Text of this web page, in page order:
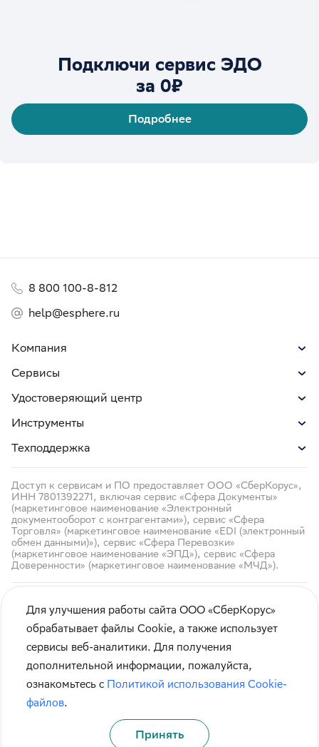
Чтобы вам было удобнее пользоваться сайтом, мы
используемcookie-файлы.
Оставаясь на сайте, вы соглашаетесь сполитикой
их применения.
Принять
Подключи сервис ЭДО
за 0₽
Подробнее
Компания
Сервисы
Удостоверяющий центр
Инструменты
Техподдержка
8 800 100-8-812
help@esphere.ru
Доступ к сервисам и ПО предоставляет ООО «СберКорус»,
ИНН 7801392271, включая сервис «Сфера Документы»
(маркетинговое наименование «Электронный
документооборот с контрагентами»), сервис «Сфера
Торговля» (маркетинговое наименование «EDI (электронный
обмен данными)»), сервис «Сфера Перевозки»
(маркетинговое наименование «ЭПД»), сервис «Сфера
Доверенности» (маркетинговое наименование «МЧД»).
© СберКорус 2004-2026
Кибербезопасность
Правила использования сайта
Карта сайта
Для улучшения работы сайта ООО «СберКорус»
обрабатывает файлы Cookie, а также использует
сервисы веб-аналитики. Для получения
дополнительной информации, пожалуйста,
ознакомьтесь с Политикой использования Cookie-
файлов.
Принять